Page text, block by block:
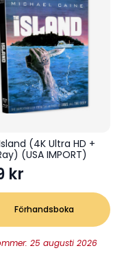
(4K Ultra HD +
(USA IMPORT)
kr
Förhandsboka
25 augusti 2026